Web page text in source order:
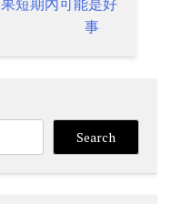
果短期內可能是好
事
Search